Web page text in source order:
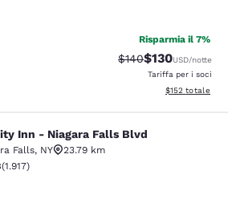
Risparmia il 7%
Tariffa di barratura:
$140Tariffa
$130USD/notte
Tariffa per i soci
Visualizza i
$152 totale
Falls Blvd
Inn - Niagara Falls Blvd
Falls, NY
23.79 km
di 2.8 stelle. Discreto. 1917 recensioni
(1.917)